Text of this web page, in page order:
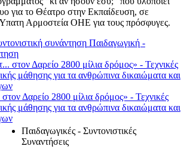
για το Θέατρο στην Εκπαίδευση, σε
Αρμοστεία ΟΗΕ για τους πρόσφυγες.
Παιδαγωγική -
Δαρείο 2800 μίλια δρόμος» - Τεχνικές
μάθησης για τα ανθρώπινα δικαιώματα και
Παιδαγωγικές - Συντονιστικές
Συναντήσεις